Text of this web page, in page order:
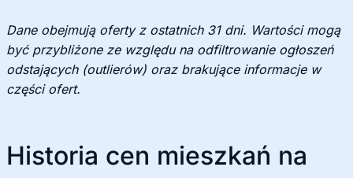
Dane obejmują oferty z ostatnich 31 dni. Wartości mogą
być przybliżone ze względu na odfiltrowanie ogłoszeń
odstających (outlierów) oraz brakujące informacje w
części ofert.
Historia cen mieszkań na